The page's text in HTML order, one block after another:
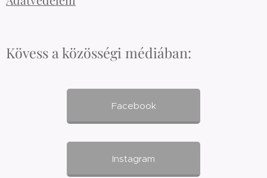
Kövess a közösségi médiában:
Facebook
Instagram